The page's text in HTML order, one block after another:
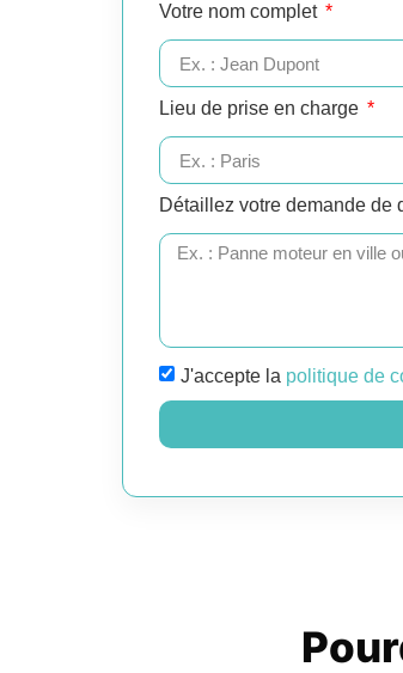
Votre nom complet
Lieu de prise en charge
Détaillez votre demande de
J'accepte la politique de